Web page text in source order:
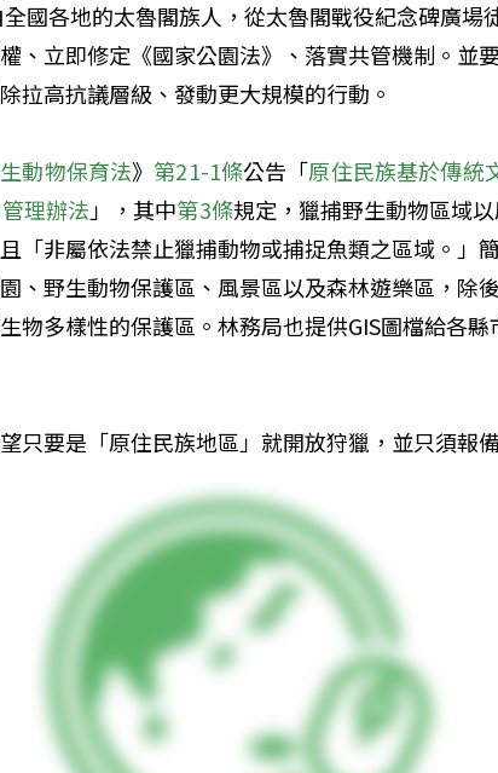
國各地的太魯閣族人，從太魯閣戰役紀念碑廣場
、立即修定《國家公園法》、落實共管機制。並
拉高抗議層級、發動更大規模的行動。
動物保育法》 第21-1條公告「原住民族基於傳統
理辦法 」，其中第3條規定，獵捕野生動物區域
「非屬依法禁止獵捕動物或捕捉魚類之區域。」
、野生動物保護區、風景區以及森林遊樂區，除
物多樣性的保護區。林務局也提供GIS圖檔給各縣
只要是「原住民族地區」就開放狩獵，並只須報